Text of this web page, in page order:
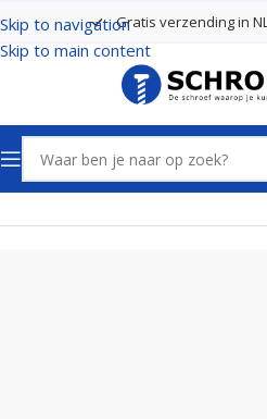
Skip to navigation
Skip to main content
Gratis verzending in
Home Poort- en hekbeslag